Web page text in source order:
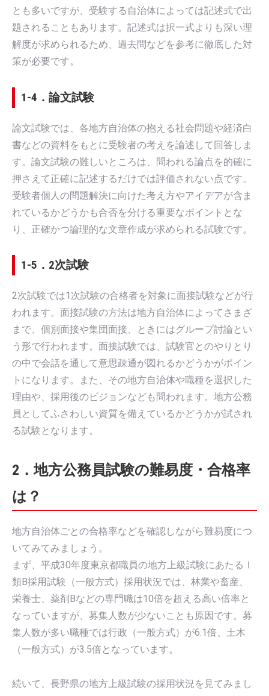
とも多いですが、受験する自治体によっては記述式で出
題されることもあります。記述式は択一式よりも深い理
解度が求められるため、過去問などを参考に徹底した対
策が必要です。
1-4．論文試験
論文試験では、各地方自治体の抱える社会問題や経済白
書などの資料をもとに受験者の考えを論述して回答しま
す。論文試験の難しいところは、問われる論点を的確に
押さえて正確に記述するだけでは評価されない点です。
受験者個人の問題解決に向けた考え方やアイデアが含ま
れているかどうかも合否を分ける重要なポイントとな
り、正確かつ論理的な文章作成が求められる試験です。
1-5．2次試験
2次試験では1次試験の合格者を対象に面接試験などが行
われます。面接試験の方法は地方自治体によってさまざ
まで、個別面接や集団面接、ときにはグループ討論とい
う形で行われます。面接試験では、試験官とのやりとり
の中で会話を通して意思疎通が図れるかどうかがポイン
トになります。また、その地方自治体や職種を選択した
理由や、採用後のビジョンなども問われます。地方公務
員としてふさわしい資質を備えているかどうかが試され
る試験となります。
2．地方公務員試験の難易度・合格率
は？
地方自治体ごとの合格率などを確認しながら難易度につ
いてみてみましょう。
まず、平成30年度東京都職員の地方上級試験にあたるⅠ
類B採用試験（一般方式）採用状況では、林業や畜産、
栄養士、薬剤Bなどの専門職は10倍を超える高い倍率と
なっていますが、募集人数が少ないことも原因です。募
集人数が多い職種では行政（一般方式）が6.1倍、土木
（一般方式）が3.5倍となっています。
続いて、長野県の地方上級試験の採用状況を見てみまし